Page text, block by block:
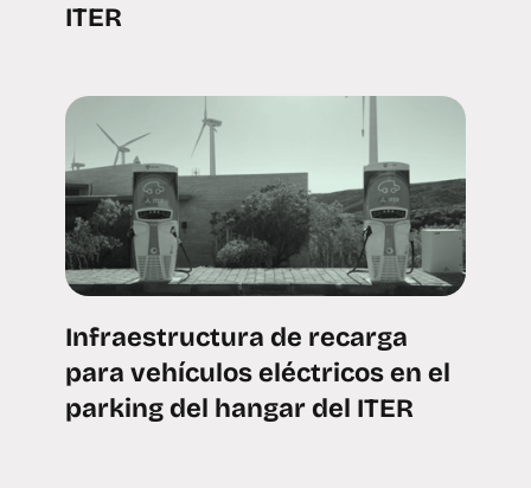
ITER
Infraestructura de recarga
para vehículos eléctricos en el
parking del hangar del ITER